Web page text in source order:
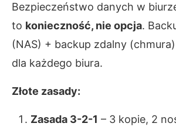
Bezpieczeństwo danych w
to konieczność, nie opcja.
(NAS) + backup zdalny
dla każdego biura.
Złote zasady:
Zasada 3-2-1 – 3 kopie, 2